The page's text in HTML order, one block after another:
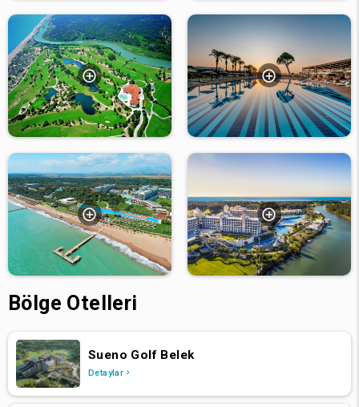
Bölge Otelleri
Sueno Golf Belek
Detaylar